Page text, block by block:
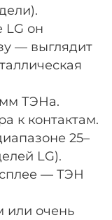
LG он
— выглядит
ТЭНа.
к контактам.
25–
LG).
— ТЭН
или очень